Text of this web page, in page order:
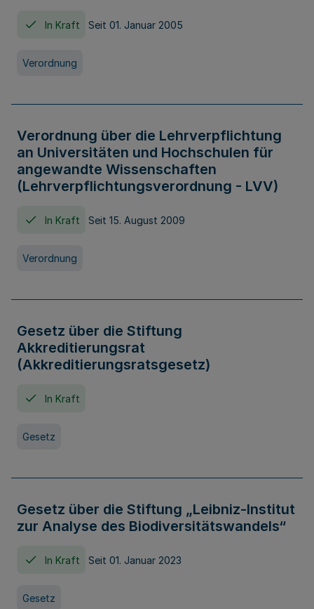
In Kraft Seit 01. Januar 2005
Verordnung
Verordnung über die Lehrverpflichtung
an Universitäten und Hochschulen für
angewandte Wissenschaften
(Lehrverpflichtungsverordnung - LVV)
In Kraft Seit 15. August 2009
Verordnung
Gesetz über die Stiftung
Akkreditierungsrat
(Akkreditierungsratsgesetz)
In Kraft
Gesetz
Gesetz über die Stiftung „Leibniz-Institut
zur Analyse des Biodiversitätswandels“
In Kraft Seit 01. Januar 2023
Gesetz